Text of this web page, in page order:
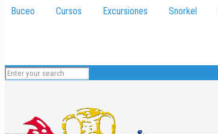
Buceo Cursos Excursiones Snorkel